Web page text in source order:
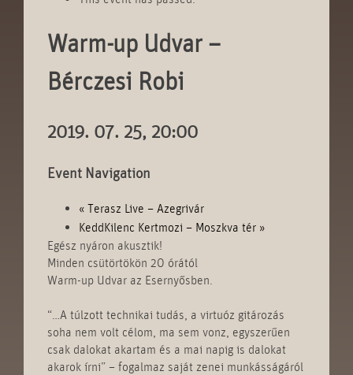
Warm-up Udvar –
Bérczesi Robi
2019. 07. 25, 20:00
Event Navigation
« Terasz Live – Azegrivár
KeddKilenc Kertmozi – Moszkva tér »
Egész nyáron akusztik!
Minden csütörtökön 20 órától
Warm-up Udvar az Esernyősben.
“…A túlzott technikai tudás, a virtuóz gitározás
soha nem volt célom, ma sem vonz, egyszerűen
csak dalokat akartam és a mai napig is dalokat
akarok írni” – fogalmaz saját zenei munkásságáról